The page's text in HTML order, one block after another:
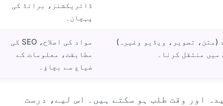
ڈائریکشنز، برانڈ کی
پہچان۔
(متن، تصویر، ویڈیو وغیرہ)
منتقل کرنا۔
مواد کی اصلاح، SEO کی
مطابقت، معلومات کے
ضیاع سے بچاؤ۔
اور وقت طلب ہو سکتے ہیں۔ اس لیے، درست